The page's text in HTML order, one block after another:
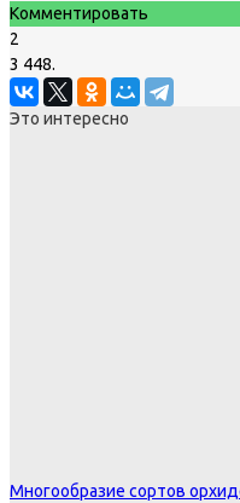
Комментировать
2
3 448.
Это интересно
Многообразие сортов